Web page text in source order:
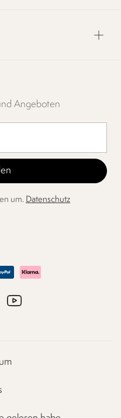
Angeboten
um. Datenschutz